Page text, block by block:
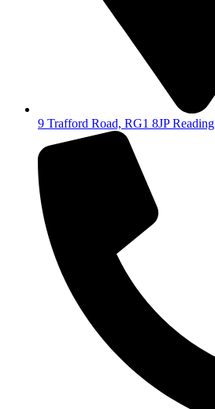
9 Trafford Road, RG1 8JP